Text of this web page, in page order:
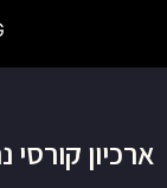
ארכיון קורסי